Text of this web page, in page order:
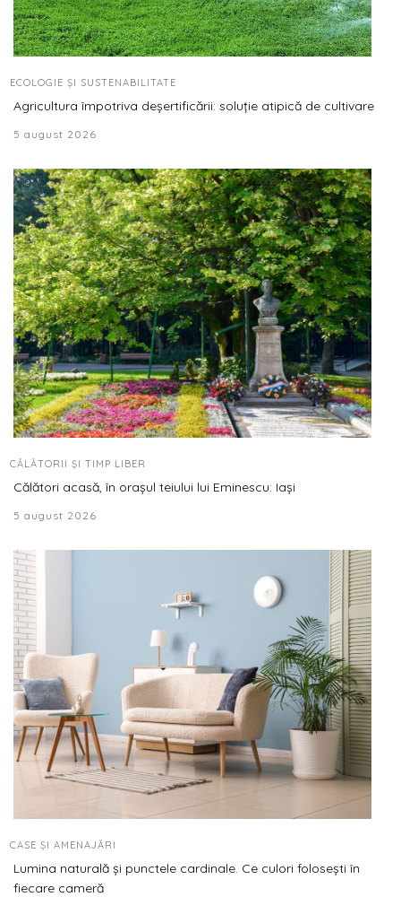
ECOLOGIE ȘI SUSTENABILITATE
Agricultura împotriva deșertificării: soluție atipică de cultivare
5 august 2026
CĂLĂTORII ȘI TIMP LIBER
Călători acasă, în orașul teiului lui Eminescu: Iași
5 august 2026
CASE ȘI AMENAJĂRI
Lumina naturală și punctele cardinale. Ce culori folosești în
fiecare cameră